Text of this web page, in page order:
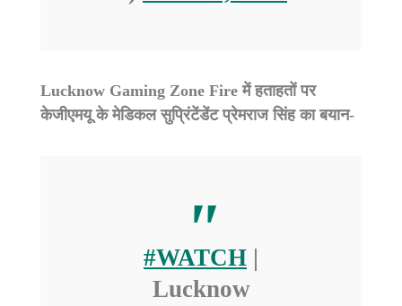
Lucknow Gaming Zone Fire में हताहतों पर
केजीएमयू के मेडिकल सुप्रिंटेंडेंट प्रेमराज सिंह का बयान-
#WATCH |
Lucknow